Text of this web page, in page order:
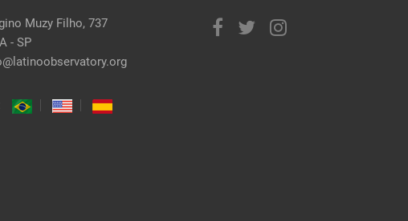
Muzy Filho, 737
- SP